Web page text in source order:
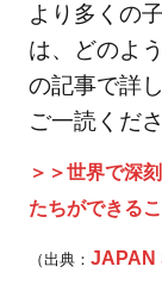
より多くの
は、どのよ
の記事で詳
ご一読くださ
＞＞世界で深
たちができる
（出典： JAPAN